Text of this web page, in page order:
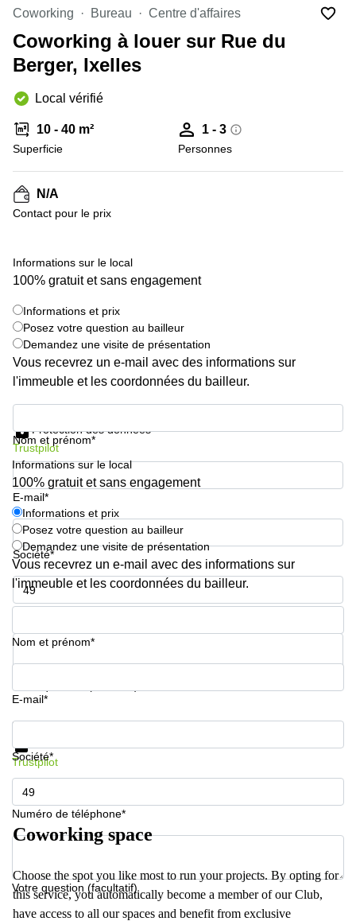
la
Wavre
Centre
Anvers
Centre
Gand
Centre
d'affaires
Ville de
Bruxelles
Coworking
Ixelles
Namur
Coworking
Salle de
conférence
Bruxelles
Coworking Bureau Centre d'affaires
Coworking à louer sur Rue du
Berger, Ixelles
Local vérifié
10 - 40 m²
Superficie
1 - 3
Personnes
N/A
Contact pour le prix
Informations sur le local
100% gratuit et sans engagement
Informations et prix
Posez votre question au bailleur
Demandez une visite de présentation
Vous recevrez un e-mail avec des informations sur
l'immeuble et les coordonnées du bailleur.
Nom et prénom*
E-mail*
Société*
Numéro de téléphone*
Protection des données
Trustpilot
Informations sur le local
100% gratuit et sans engagement
Informations et prix
Posez votre question au bailleur
Demandez une visite de présentation
Vous recevrez un e-mail avec des informations sur
l'immeuble et les coordonnées du bailleur.
Nom et prénom*
E-mail*
Société*
Numéro de téléphone*
Votre question (facultatif)
Informations et prix
Trustpilot
Coworking space
Choose the spot you like most to run your projects. By opting for
this service, you automatically become a member of our Club,
have access to all our spaces and benefit from exclusive